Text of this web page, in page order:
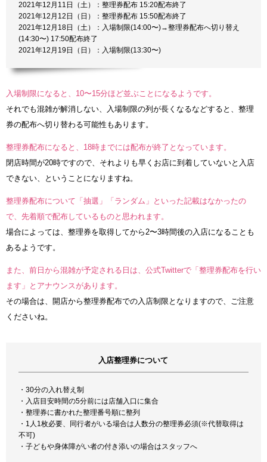
2021年12月11日（土）：整理券配布 15:20配布終了
2021年12月12日（日）：整理券配布 15:50配布終了
2021年12月18日（土）：入場制限(14:00〜)→整理券配布へ切り替え
(14:30〜) 17:50配布終了
2021年12月19日（日）：入場制限(13:30〜)
入場制限になると、10〜15分ほど並ぶことになるようです。
それでも混雑が解消しない、入場制限の列が長くなるなどすると、整理
券の配布へ切り替わる可能性もあります。
整理券配布になると、18時までには配布が終了となっています。
閉店時間が20時ですので、それよりも早くお店に到着していないと入店
できない、ということになりますね。
整理券配布について「抽選」「ランダム」といった記載はなかったの
で、先着順で配布しているものと思われます。
場合によっては、整理券を取得してから2〜3時間後の入店になることも
あるようです。
また、前日から混雑が予定される日は、公式Twitterで「整理券配布を行い
ます」とアナウンスがあります。
その場合は、開店から整理券配布での入店制限となりますので、ご注意
くださいね。
入店整理券について
・30分の入れ替え制
・入店目安時間の5分前には店舗入口に集合
・整理券に書かれた整理番号順に整列
・1人1枚必要、同行者がいる場合は人数分の整理券必須(※代替取得は
不可)
・子どもや身体障がい者の付き添いの場合はスタッフへ